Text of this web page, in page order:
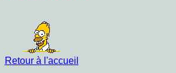
Retour à l'accueil